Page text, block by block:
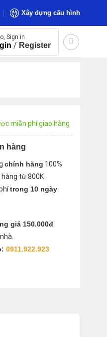
Xây dựng cấu hình
Sign in
/ Register
miễn phí giao hàng
hàng
chính hãng 100%
hàng từ 800K
trong 10 ngày
giá 150.000đ
0911.922.923